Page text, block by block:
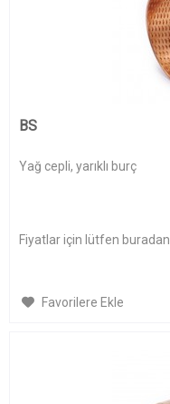
BS
Yağ cepli, yarıklı burç
Fiyatlar için lütfen buradan
Favorilere Ekle